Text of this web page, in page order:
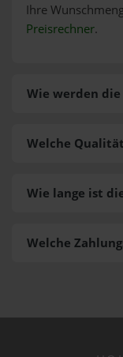
Ihre
Preisrechner.
Wie werden
Welche
Welche
Wie lange ist